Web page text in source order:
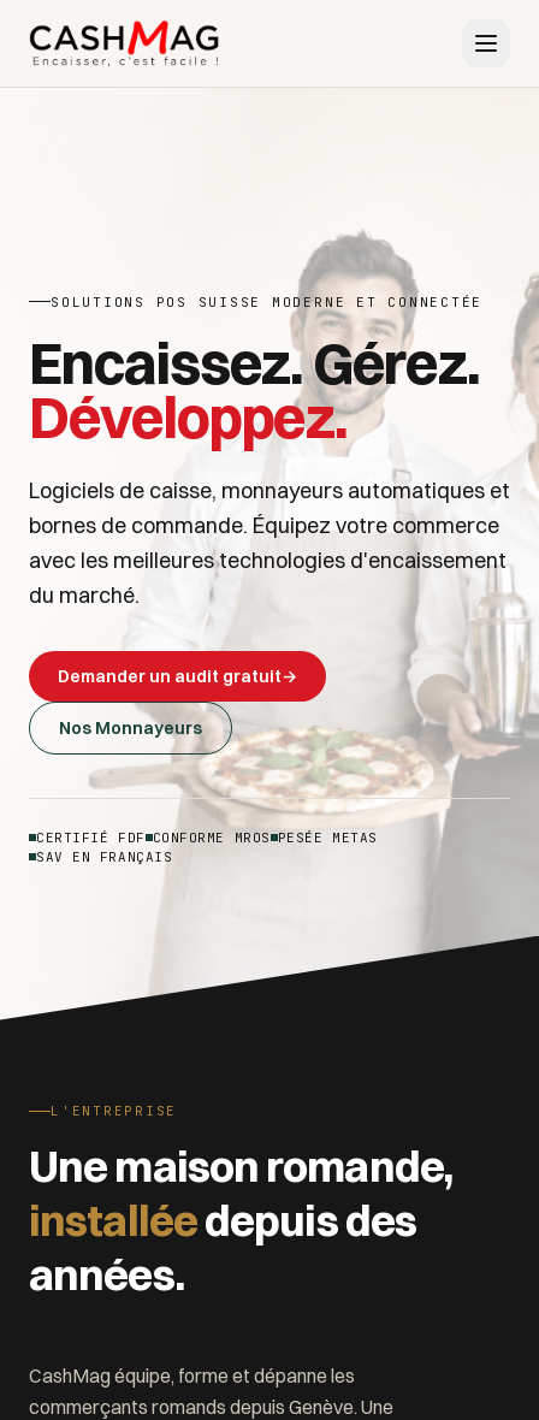
SOLUTIONS POS SUISSE MODERNE ET CONNECTÉE
Encaissez. Gérez.
Développez.
Logiciels de caisse, monnayeurs automatiques et
bornes de commande. Équipez votre commerce
avec les meilleures technologies d'encaissement
du marché.
Demander un audit gratuit→
Nos Monnayeurs
CERTIFIÉ FDF CONFORME MROS PESÉE METAS
SAV EN FRANÇAIS
L'ENTREPRISE
Une maison romande,
installéedepuis des
années.
CashMag équipe, forme et dépanne les
commerçants romands depuis Genève. Une